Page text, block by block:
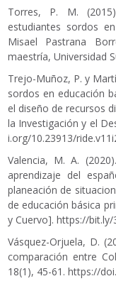
Torres, P. M.
estudiantes sordos
Misael Pastrana
maestría, Universidad
Trejo-Muñoz, P. y
sordos en educación
el diseño de recursos
la Investigación y el
i.org/10.23913/
Valencia, M. A.
aprendizaje del
planeación de
de educación básica
y Cuervo]. https://bit.ly/
Vásquez-Orjuela, D.
comparación entre
18(1), 45-61. https://